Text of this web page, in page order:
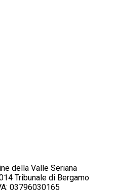
della Valle Seriana
Tribunale di Bergamo
03796030165